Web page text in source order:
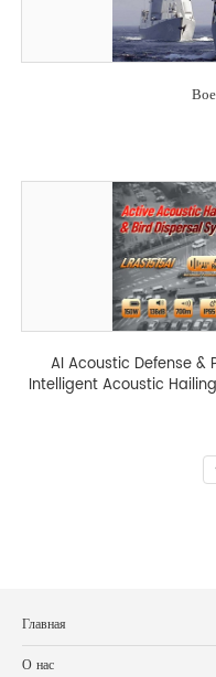
AI Acoustic Defense &
Intelligent Acoustic
Главная
О нас